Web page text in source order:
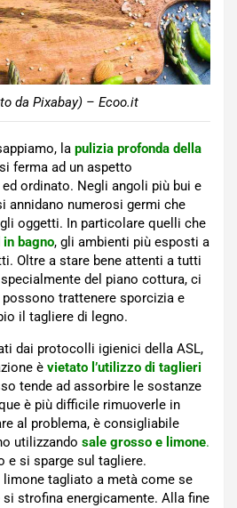
da Pixabay) – Ecoo.it
la pulizia profonda della
ferma ad un aspetto
ordinato. Negli angoli più bui e
annidano numerosi germi che
oggetti. In particolare quelli che
bagno, gli ambienti più esposti a
Oltre a stare bene attenti a tutti
del piano cottura, ci
possono trattenere sporcizia e
il tagliere di legno.
dai protocolli igienici della ASL,
è vietato l’utilizzo di taglieri
tende ad assorbire le sostanze
è più difficile rimuoverle in
al problema, è consigliabile
utilizzando sale grosso e limone.
e si sparge sul tagliere.
tagliato a metà come se
strofina energicamente. Alla fine